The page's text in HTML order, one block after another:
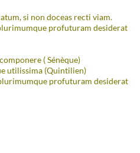
si non doceas recti viam.
profuturam desiderat
( Sénèque)
utilissima (Quintilien)
profuturam desiderat